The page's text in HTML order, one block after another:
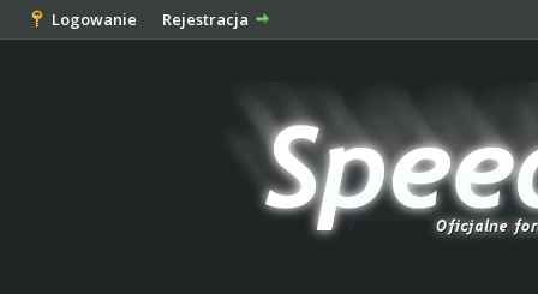
Logowanie Rejestracja